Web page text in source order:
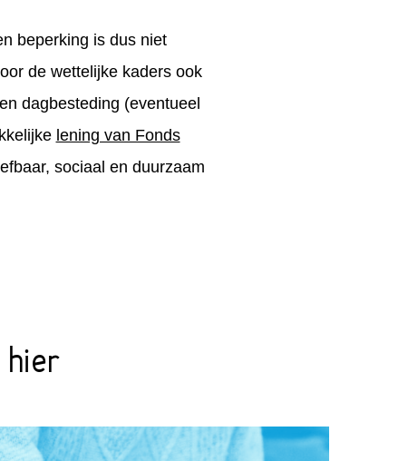
beperking is dus niet
de wettelijke kaders ook
dagbesteding (eventueel
lening van Fonds
sociaal en duurzaam